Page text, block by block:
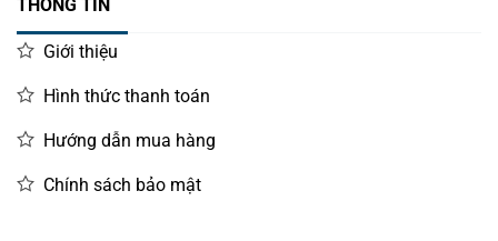
THÔNG TIN
Giới thiệu
Hình thức thanh toán
Hướng dẫn mua hàng
Chính sách bảo mật